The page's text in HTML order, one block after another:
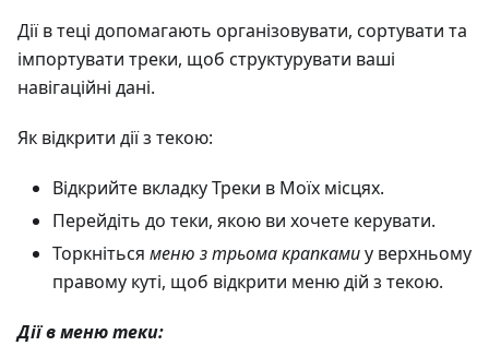
Дії в теці допомагають організовувати, сортувати та
імпортувати треки, щоб структурувати ваші
навігаційні дані.
Як відкрити дії з текою:
Відкрийте вкладку Треки в Моїх місцях.
Перейдіть до теки, якою ви хочете керувати.
Торкніться меню з трьома крапкамиу верхньому
правому куті, щоб відкрити меню дій з текою.
Дії в меню теки: